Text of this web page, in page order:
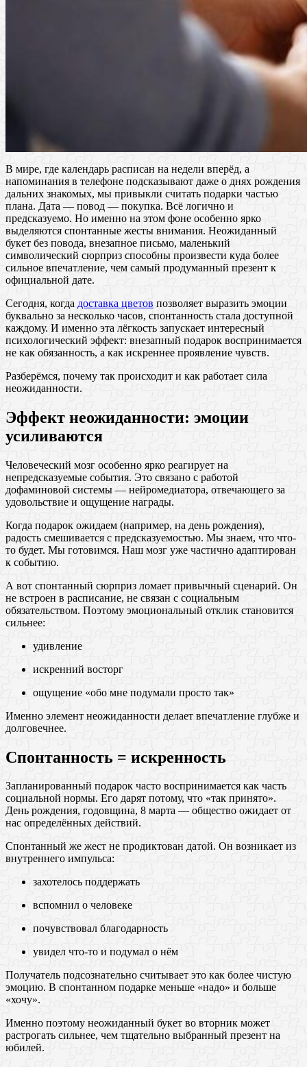
В мире, где календарь расписан на недели вперёд, а
напоминания в телефоне подсказывают даже о днях рождения
дальних знакомых, мы привыкли считать подарки частью
плана. Дата — повод — покупка. Всё логично и
предсказуемо. Но именно на этом фоне особенно ярко
выделяются спонтанные жесты внимания. Неожиданный
букет без повода, внезапное письмо, маленький
символический сюрприз способны произвести куда более
сильное впечатление, чем самый продуманный презент к
официальной дате.
Сегодня, когда доставка цветов позволяет выразить эмоции
буквально за несколько часов, спонтанность стала доступной
каждому. И именно эта лёгкость запускает интересный
психологический эффект: внезапный подарок воспринимается
не как обязанность, а как искреннее проявление чувств.
Разберёмся, почему так происходит и как работает сила
неожиданности.
Эффект неожиданности: эмоции
усиливаются
Человеческий мозг особенно ярко реагирует на
непредсказуемые события. Это связано с работой
дофаминовой системы — нейромедиатора, отвечающего за
удовольствие и ощущение награды.
Когда подарок ожидаем (например, на день рождения),
радость смешивается с предсказуемостью. Мы знаем, что что-
то будет. Мы готовимся. Наш мозг уже частично адаптирован
к событию.
А вот спонтанный сюрприз ломает привычный сценарий. Он
не встроен в расписание, не связан с социальным
обязательством. Поэтому эмоциональный отклик становится
сильнее:
удивление
искренний восторг
ощущение «обо мне подумали просто так»
Именно элемент неожиданности делает впечатление глубже и
долговечнее.
Спонтанность = искренность
Запланированный подарок часто воспринимается как часть
социальной нормы. Его дарят потому, что «так принято».
День рождения, годовщина, 8 марта — общество ожидает от
нас определённых действий.
Спонтанный же жест не продиктован датой. Он возникает из
внутреннего импульса:
захотелось поддержать
вспомнил о человеке
почувствовал благодарность
увидел что-то и подумал о нём
Получатель подсознательно считывает это как более чистую
эмоцию. В спонтанном подарке меньше «надо» и больше
«хочу».
Именно поэтому неожиданный букет во вторник может
растрогать сильнее, чем тщательно выбранный презент на
юбилей.